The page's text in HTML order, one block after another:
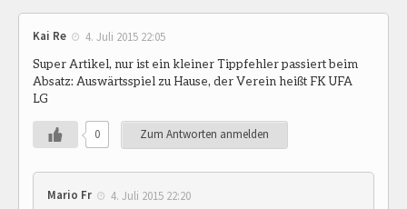
Kai Re 4. Juli 2015 22:05
Super Artikel, nur ist ein kleiner Tippfehler passiert beim
Absatz: Auswärtsspiel zu Hause, der Verein heißt FK UFA
LG
0 Zum Antworten anmelden
Mario Fr 4. Juli 2015 22:20